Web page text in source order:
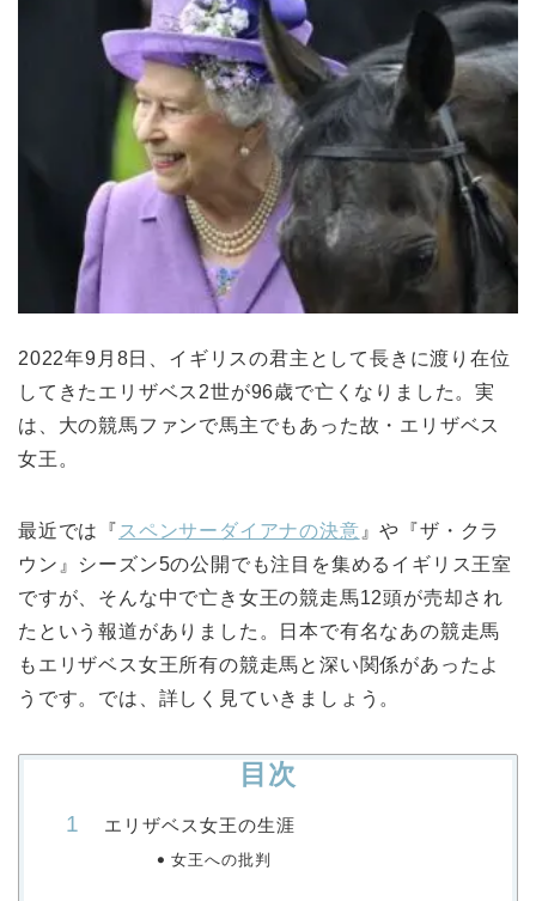
2022年9月8日、イギリスの君主として長きに渡り在位
してきたエリザベス2世が96歳で亡くなりました。実
は、大の競馬ファンで馬主でもあった故・エリザベス
女王。
最近では『 スペンサーダイアナの決意 』や『ザ・クラ
ウン』シーズン5の公開でも注目を集めるイギリス王室
ですが、そんな中で亡き女王の競走馬12頭が売却され
たという報道がありました。日本で有名なあの競走馬
もエリザベス女王所有の競走馬と深い関係があったよ
うです。では、詳しく見ていきましょう。
目次
エリザベス女王の生涯
女王への批判